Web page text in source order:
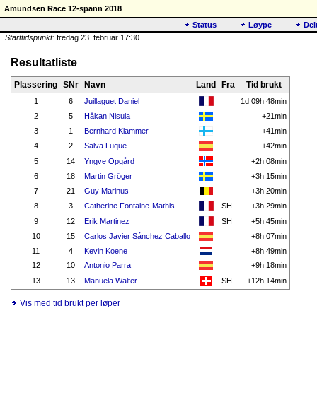
Amundsen Race 12-spann 2018
Status
Løype
Starttidspunkt: fredag 23. februar 17:30
Resultatliste
Plassering SNr Navn Land Fra Tid brukt
1 6 Juillaguet Daniel
1d 09h 48min
2
5 Håkan Nisula
+21min
3
1 Bernhard Klammer
+41min
4
2 Salva Luque
+42min
5
14 Yngve Opgård
+2h 08min
6
18 Martin Gröger
+3h 15min
7
21 Guy Marinus
+3h 20min
8
3 Catherine Fontaine-Mathis SH
+3h 29min
9
12 Erik Martinez SH
+5h 45min
10
15 Carlos Javier Sánchez Caballo
+8h 07min
11
4 Kevin Koene
+8h 49min
12
10 Antonio Parra
+9h 18min
13
13 Manuela Walter SH +12h 14min
Vis med tid brukt per løper